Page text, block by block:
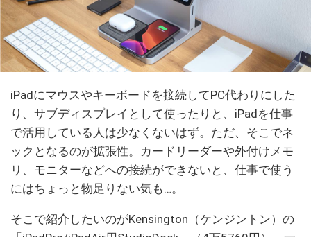
iPadにマウスやキーボードを接続してPC代わりにした
り、サブディスプレイとして使ったりと、iPadを仕事
で活用している人は少なくないはず。ただ、そこでネ
ックとなるのが拡張性。カードリーダーや外付けメモ
リ、モニターなどへの接続ができないと、仕事で使う
にはちょっと物足りない気も…。
そこで紹介したいのがKensington（ケンジントン）の